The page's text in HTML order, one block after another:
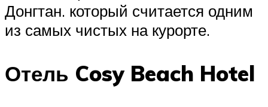
Донгтан. который считается одним
из самых чистых на курорте.
Отель Cosy Beach Hotel